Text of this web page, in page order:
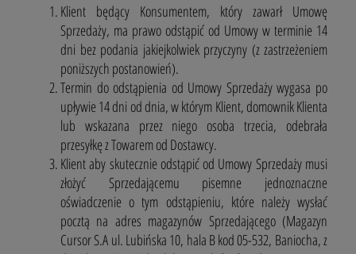
Klient będący Konsumentem, który zawarł Umowę
Sprzedaży, ma prawo odstąpić od Umowy w terminie 14
dni bez podania jakiejkolwiek przyczyny (z zastrzeżeniem
poniższych postanowień).
Termin do odstąpienia od Umowy Sprzedaży wygasa po
upływie 14 dni od dnia, w którym Klient, domownik Klienta
lub wskazana przez niego osoba trzecia, odebrała
przesyłkę z Towarem od Dostawcy.
Klient aby skutecznie odstąpić od Umowy Sprzedaży musi
złożyć Sprzedającemu pisemne jednoznaczne
oświadczenie o tym odstąpieniu, które należy wysłać
pocztą na adres magazynów Sprzedającego (Magazyn
Cursor S.A ul. Lubińska 10, hala B kod 05-532, Baniocha, z